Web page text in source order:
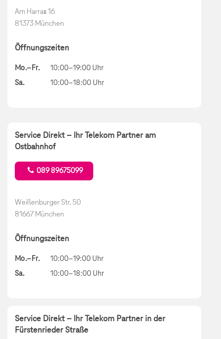
Am Harras 16
81373 München
Öffnungszeiten
Mo.–Fr.
10:00–19:00 Uhr
Sa.
10:00–18:00 Uhr
Service Direkt – Ihr Telekom Partner am
Ostbahnhof
089 89675099
Weißenburger Str. 50
81667 München
Öffnungszeiten
Mo.–Fr.
10:00–19:00 Uhr
Sa.
10:00–18:00 Uhr
Service Direkt – Ihr Telekom Partner in der
Fürstenrieder Straße